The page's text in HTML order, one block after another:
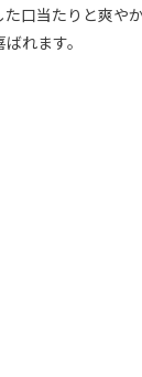
口当たりと爽や
れます。